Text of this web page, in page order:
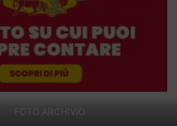
FOTO ARCHIVIO